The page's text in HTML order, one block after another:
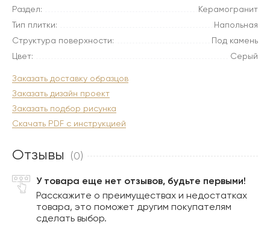
Раздел:
Керамогранит
Тип плитки:
Напольная
Структура поверхности:
Под камень
Цвет:
Серый
Заказать доставку образцов
Заказать дизайн проект
Заказать подбор рисунка
Скачать PDF с инструкцией
Отзывы (0)
У товара еще нет отзывов, будьте первыми!
Расскажите о преимуществах и недостатках
товара, это поможет другим покупателям
сделать выбор.